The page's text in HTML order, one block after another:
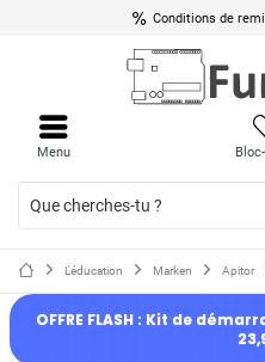
Conditions de
Menu
L'éducation Marken Apitor
OFFRE FLASH : Kit de